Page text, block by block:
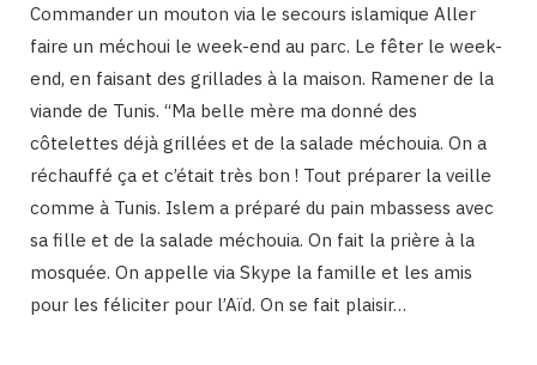
Commander un mouton via le secours islamique Aller
faire un méchoui le week-end au parc. Le fêter le week-
end, en faisant des grillades à la maison. Ramener de la
viande de Tunis. “Ma belle mère ma donné des
côtelettes déjà grillées et de la salade méchouia. On a
réchauffé ça et c’était très bon ! Tout préparer la veille
comme à Tunis. Islem a préparé du pain mbassess avec
sa fille et de la salade méchouia. On fait la prière à la
mosquée. On appelle via Skype la famille et les amis
pour les féliciter pour l’Aïd. On se fait plaisir…